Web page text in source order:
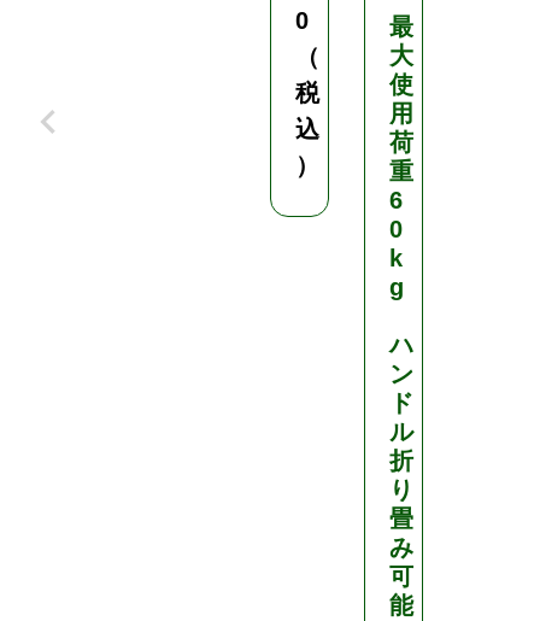
0
（
税
込
）
最
大
使
用
荷
重
6
0
k
g
ハ
ン
ド
ル
折
り
畳
み
可
能